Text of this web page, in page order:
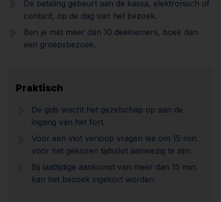
De betaling gebeurt aan de kassa, elektronisch of
contant, op de dag van het bezoek.
Ben je met meer dan 10 deelnemers, boek dan
een groepsbezoek.
Praktisch
De gids wacht het gezelschap op aan de
ingang van het fort.
Voor een vlot verloop vragen we om 15 min.
voor het gekozen tijdsslot aanwezig te zijn.
Bij laattijdige aankomst van meer dan 15 min.
kan het bezoek ingekort worden.